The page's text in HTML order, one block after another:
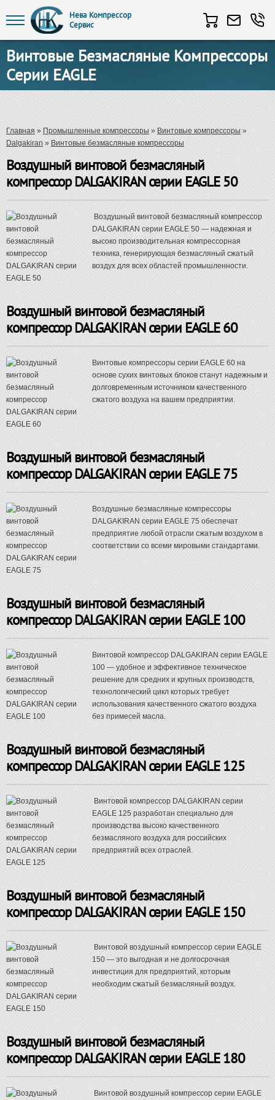
Нева Компрессор
Сервис
Винтовые Безмасляные Компрессоры
Серии EAGLE
Вы здесь
Главная»Промышленные компрессоры»Винтовые компрессоры»
Dalgakiran»Винтовые безмасляные компрессоры
Воздушный винтовой безмасляный
компрессор DALGAKIRAN серии EAGLE 50
Воздушный винтовой безмасляный компрессор
DALGAKIRAN серии EAGLE 50 — надежная и
высоко производительная компрессорная
техника, генерирующая безмасляный сжатый
воздух для всех областей промышленности.
Воздушный винтовой безмасляный
компрессор DALGAKIRAN серии EAGLE 60
Винтовые компрессоры серии EAGLE 60 на
основе сухих винтовых блоков станут надежным и
долговременным источником качественного
сжатого воздуха на вашем предприятии.
Воздушный винтовой безмасляный
компрессор DALGAKIRAN серии EAGLE 75
Воздушные безмасляные компрессоры
DALGAKIRAN серии EAGLE 75 обеспечат
предприятие любой отрасли сжатым воздухом в
соответствии со всеми мировыми стандартами.
Воздушный винтовой безмасляный
компрессор DALGAKIRAN серии EAGLE 100
Винтовой компрессор DALGAKIRAN серии EAGLE
100 — удобное и эффективное техническое
решение для средних и крупных производств,
технологический цикл которых требует
использования качественного сжатого воздуха
без примесей масла.
Воздушный винтовой безмасляный
компрессор DALGAKIRAN серии EAGLE 125
Винтовой компрессор DALGAKIRAN серии
EAGLE 125 разработан специально для
производства высоко качественного
безмасляного воздуха для российских
предприятий всех отраслей.
Воздушный винтовой безмасляный
компрессор DALGAKIRAN серии EAGLE 150
Винтовой воздушный компрессор серии EAGLE
150 — это выгодная и не долгосрочная
инвестиция для предприятий, которым
необходим сжатый безмасляный воздух.
Воздушный винтовой безмасляный
компрессор DALGAKIRAN серии EAGLE 180
Винтовой воздушный компрессор серии EAGLE